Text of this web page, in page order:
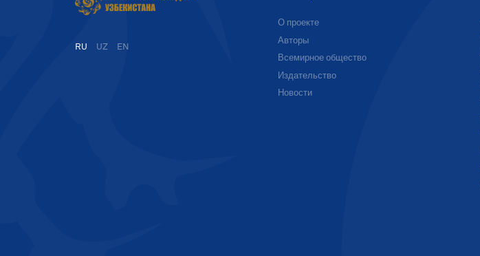
RU UZ EN
О проекте
Авторы
Всемирное общество
Издательство
Новости